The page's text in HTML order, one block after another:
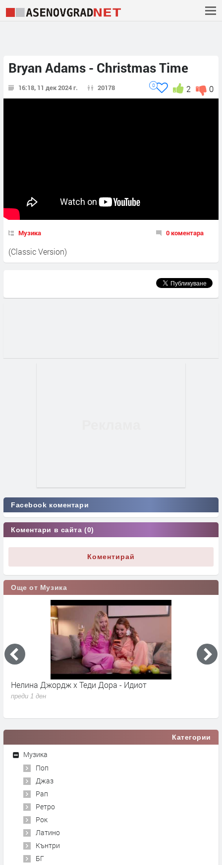
Bryan Adams - Christmas Time
16:18, 11 дек 2024 г. 20178 0
2
0
Музика 0 коментара
(Classic Version)
Facebook коментари
Коментари в сайта (0)
Коментирай
Още от Музика
Нелина Джордж x Теди Дора - Идиот
преди 1 ден
Категории
Музика
Поп
Джаз
Рап
Ретро
Рок
Латино
Кънтри
БГ